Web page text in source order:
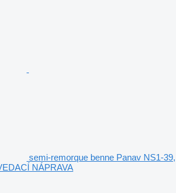
semi-remorque benne Panav NS1-39,
NÁPRAVA